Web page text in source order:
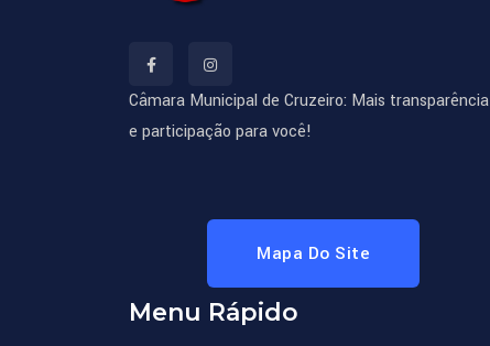
Câmara Municipal de Cruzeiro: Mais transparência
e participação para você!
Mapa Do Site
Menu Rápido